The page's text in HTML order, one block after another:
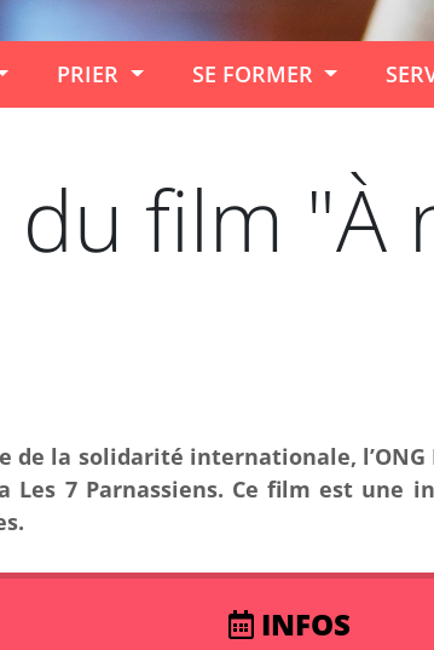
PRIER SE FORMER
film "À
de la solidarité internationale,
Les 7 Parnassiens. Ce film est une
INFOS